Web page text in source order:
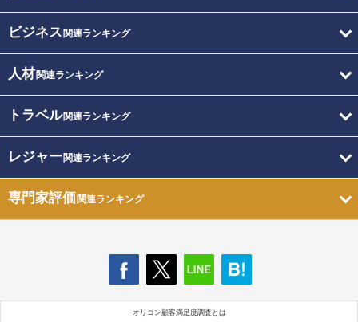
ビジネス 関連ランキング
人材関連ランキング
トラベル関連ランキング
レジャー関連ランキング
専門家評価関連ランキング
オリコン顧客満足度調査とは